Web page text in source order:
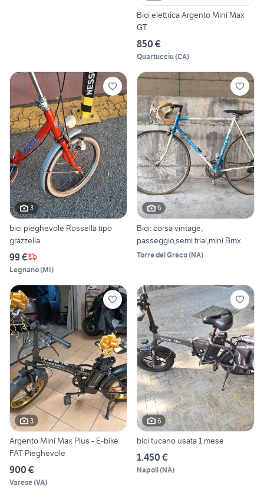
Bici elettrica Argento Mini Max
GT
850 €
Quartucciu(CA)
3
bici pieghevole Rossella tipo
grazzella
99 €
Legnano(MI)
6
Bici: corsa vintage,
passeggio,semi trial,mini Bmx
Torre del Greco(NA)
3
Argento Mini Max Plus - E-bike
FAT Pieghevole
900 €
Varese(VA)
6
bici tucano usata 1.mese
1.450 €
Napoli(NA)